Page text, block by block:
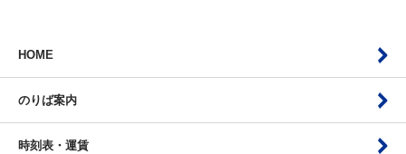
HOME
のりば案内
時刻表・運賃